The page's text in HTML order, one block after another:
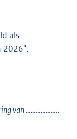
als
2026".
van ………………..